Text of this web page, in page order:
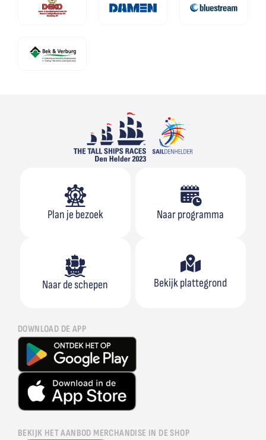
Plan je bezoek Naar programma
Naar de schepen Bekijk plattegrond
DOWNLOAD DE APP
BEKIJK HET AANBOD MERCHANDISE IN DE SHOP